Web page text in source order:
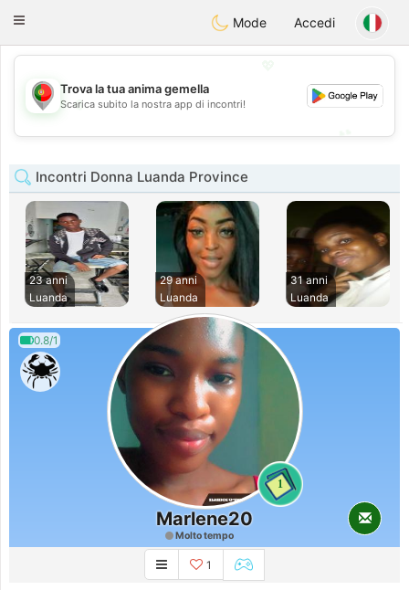
Portugues
Toggle
Mode Accedi
💖
💕
Trova la tua anima gemella
Scarica subito la nostra app di incontri!
Incontri Donna Luanda Province
23 anni
Luanda
29 anni
Luanda
31 anni
Luanda
0.8/1
1
Marlene20
Molto tempo
1